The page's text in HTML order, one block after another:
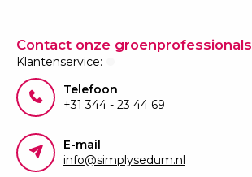
Contact onze groenprofessionals
Klantenservice:
Telefoon
+31 344 - 23 44 69
E-mail
info@simplysedum.nl